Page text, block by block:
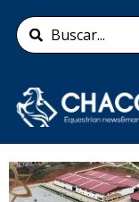
contenido
Search
...
Añade aquí tu
cabecera